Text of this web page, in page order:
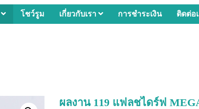
โชว์รูม เกี่ยวกับเรา การชำระเงิน ติดต่อ
ผลงาน 119 แฟลชไดร์ฟ